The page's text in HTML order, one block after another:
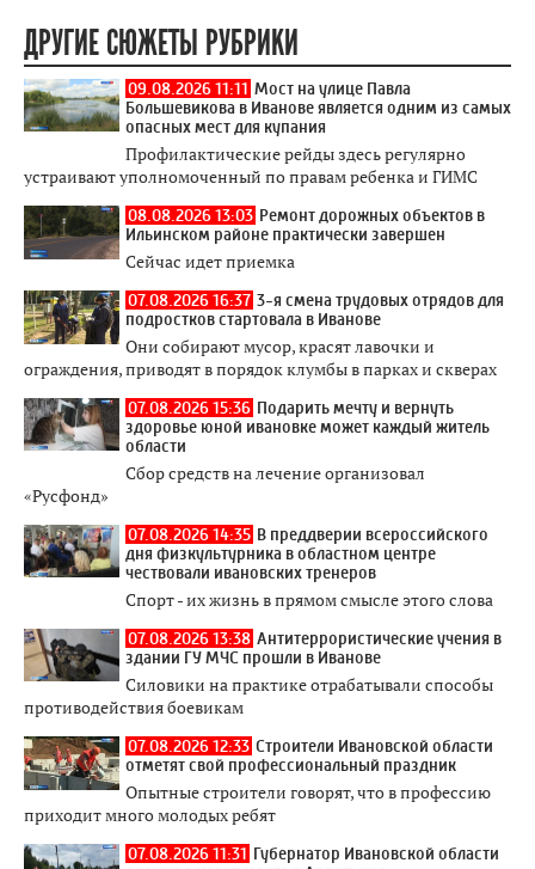
ДРУГИЕ СЮЖЕТЫ РУБРИКИ
09.08.2026 11:11 Мост на улице Павла
Большевикова в Иванове является одним из самых
опасных мест для купания
Профилактические рейды здесь регулярно
устраивают уполномоченный по правам ребенка и ГИМС
08.08.2026 13:03 Ремонт дорожных объектов в
Ильинском районе практически завершен
Сейчас идет приемка
07.08.2026 16:37 3-я смена трудовых отрядов для
подростков стартовала в Иванове
Они собирают мусор, красят лавочки и
ограждения, приводят в порядок клумбы в парках и скверах
07.08.2026 15:36 Подарить мечту и вернуть
здоровье юной ивановке может каждый житель
области
Сбор средств на лечение организовал
«Русфонд»
07.08.2026 14:35 В преддверии всероссийского
дня физкультурника в областном центре
чествовали ивановских тренеров
Спорт - их жизнь в прямом смысле этого слова
07.08.2026 13:38 Антитеррористические учения в
здании ГУ МЧС прошли в Иванове
Силовики на практике отрабатывали способы
противодействия боевикам
07.08.2026 12:33 Строители Ивановской области
отметят свой профессиональный праздник
Опытные строители говорят, что в профессию
приходит много молодых ребят
07.08.2026 11:31 Губернатор Ивановской области